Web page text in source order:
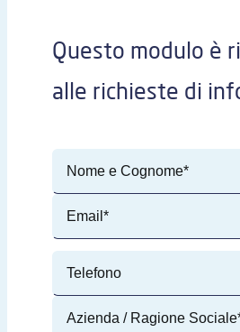
Questo modulo è
alle richieste di